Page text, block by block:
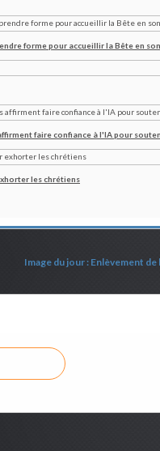
forme pour accueillir la Bête en
faire confiance à l'IA pour
les chrétiens
Image du jour : Enlèvement